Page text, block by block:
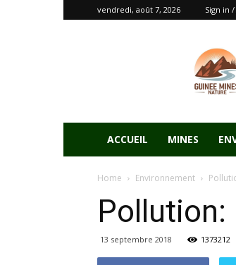
vendredi, août 7, 2026 Sign in /
ACCUEIL MINES
Home Environnement
Pollution:
13 septembre 2018 1373212